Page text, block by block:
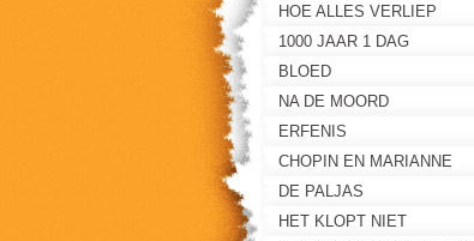
HOE ALLES VERLIEP
1000 JAAR 1 DAG
BLOED
NA DE MOORD
ERFENIS
CHOPIN EN MARIANNE
DE PALJAS
HET KLOPT NIET